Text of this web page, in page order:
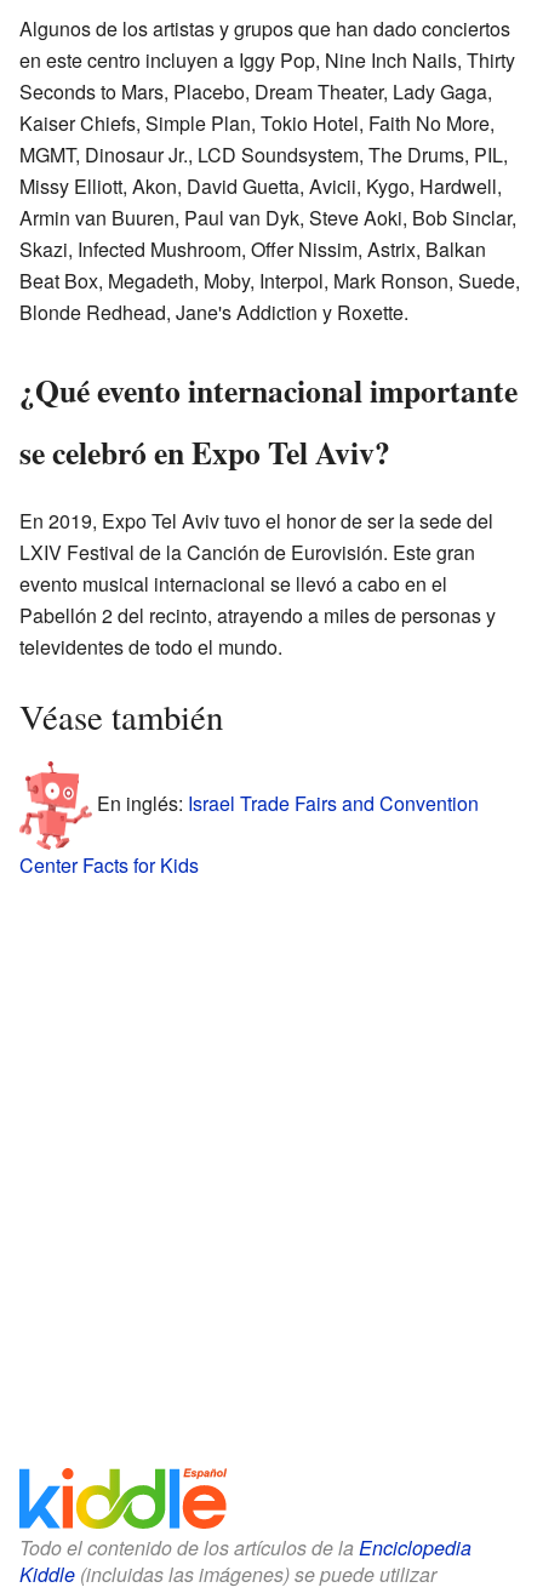
Algunos de los artistas y grupos que han dado conciertos
en este centro incluyen a Iggy Pop, Nine Inch Nails, Thirty
Seconds to Mars, Placebo, Dream Theater, Lady Gaga,
Kaiser Chiefs, Simple Plan, Tokio Hotel, Faith No More,
MGMT, Dinosaur Jr., LCD Soundsystem, The Drums, PIL,
Missy Elliott, Akon, David Guetta, Avicii, Kygo, Hardwell,
Armin van Buuren, Paul van Dyk, Steve Aoki, Bob Sinclar,
Skazi, Infected Mushroom, Offer Nissim, Astrix, Balkan
Beat Box, Megadeth, Moby, Interpol, Mark Ronson, Suede,
Blonde Redhead, Jane's Addiction y Roxette.
¿Qué evento internacional importante
se celebró en Expo Tel Aviv?
En 2019, Expo Tel Aviv tuvo el honor de ser la sede del
LXIV Festival de la Canción de Eurovisión. Este gran
evento musical internacional se llevó a cabo en el
Pabellón 2 del recinto, atrayendo a miles de personas y
televidentes de todo el mundo.
Véase también
En inglés: Israel Trade Fairs and Convention
Center Facts for Kids
Todo el contenido de los artículos de la Enciclopedia
Kiddle (incluidas las imágenes) se puede utilizar